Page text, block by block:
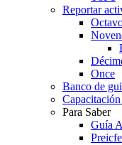
Reportar
Once
Banco de
Para Saber
Guía